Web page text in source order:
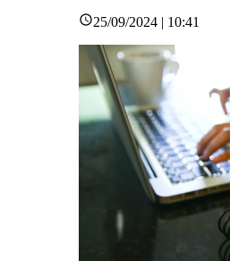
25/09/2024 | 10:41